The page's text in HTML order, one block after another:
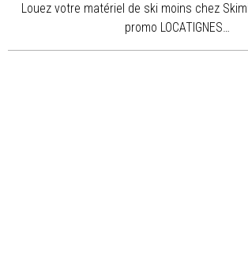
Louez votre matériel de ski moins chez
promo LOCATIGNES…